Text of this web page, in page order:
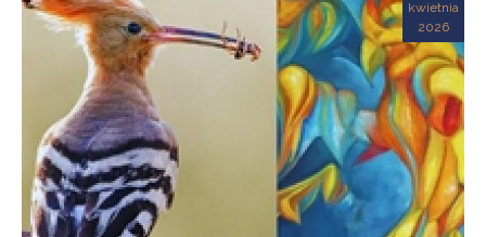
kwietnia
2026